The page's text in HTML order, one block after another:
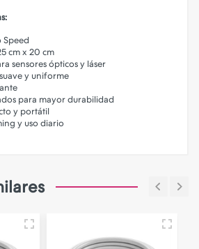
Speed
cm x 20 cm
sensores ópticos y láser
y uniforme
para mayor durabilidad
y portátil
y uso diario